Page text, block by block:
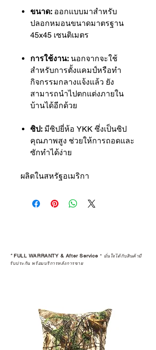
ขนาด: ออกแบบมาสำหรับ
ปลอกหมอนขนาดมาตรฐาน
45x45 เซนติเมตร
การใช้งาน: นอกจากจะใช้
สำหรับการตั้งแคมป์หรือทำ
กิจกรรมกลางแจ้งแล้ว ยัง
สามารถนำไปตกแต่งภายใน
บ้านได้อีกด้วย
ซิป: มีซิปยี่ห้อ YKK ซึ่งเป็นซิป
คุณภาพสูง ช่วยให้การถอดและ
ซักทำได้ง่าย
ผลิตในสหรัฐอเมริกา
*FULL WARRANTY & After Service * มั่นใจได้กับสินค้ามี
รับประกัน พร้อมบริการหลังการขาย